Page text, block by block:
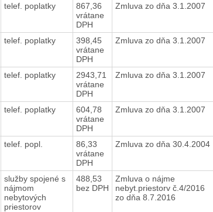
telef. poplatky
867,36
vrátane
DPH
Zmluva zo dňa 3.1.2007
telef. poplatky
398,45
vrátane
DPH
Zmluva zo dňa 3.1.2007
telef. poplatky
2943,71
vrátane
DPH
Zmluva zo dňa 3.1.2007
telef. poplatky
604,78
vrátane
DPH
Zmluva zo dňa 3.1.2007
telef. popl.
86,33
vrátane
DPH
Zmluva zo dňa 30.4.2004
služby spojené s
nájmom
nebytových
priestorov
488,53
bez DPH
Zmluva o nájme
nebyt.priestorv č.4/2016
zo dňa 8.7.2016